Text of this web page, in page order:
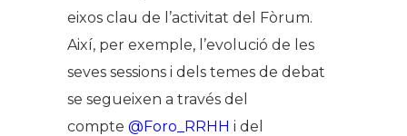
eixos clau de l’activitat del Fòrum.
Així, per exemple, l’evolució de les
seves sessions i dels temes de debat
se segueixen a través del
compte @Foro_RRHH i del